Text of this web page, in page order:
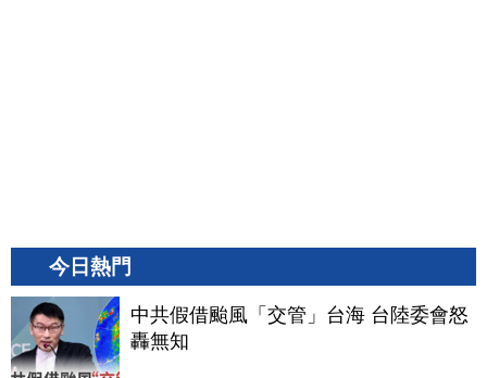
今日熱門
中共假借颱風「交管」台海 台陸委會怒
轟無知